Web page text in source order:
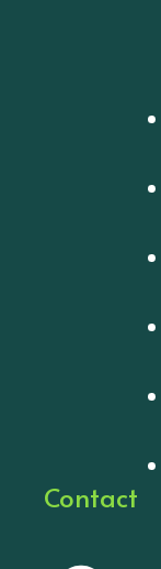
Contact